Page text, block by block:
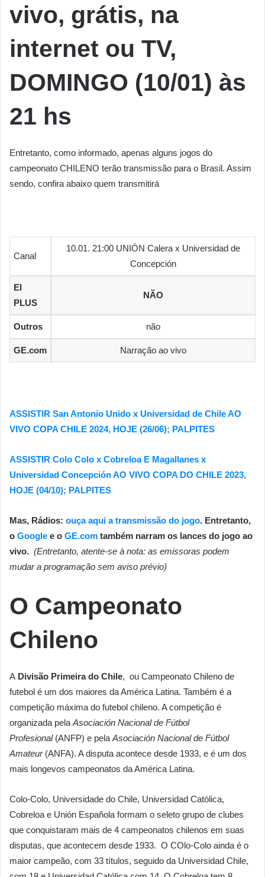
vivo, grátis, na
internet ou TV,
DOMINGO (10/01) às
21 hs
Entretanto, como informado, apenas alguns jogos do
campeonato CHILENO terão transmissão para o Brasil. Assim
sendo, confira abaixo quem transmitirá
Canal
10.01. 21:00 UNIÓN Calera x Universidad de
Concepción
EI
PLUS
NÃO
Outros não
GE.com Narração ao vivo
ASSISTIR San Antonio Unido x Universidad de Chile AO
VIVO COPA CHILE 2024, HOJE (26/06); PALPITES
ASSISTIR Colo Colo x Cobreloa E Magallanes x
Universidad Concepción AO VIVO COPA DO CHILE 2023,
HOJE (04/10); PALPITES
Mas, Rádios: ouça aqui a transmissão do jogo. Entretanto,
o Google e o GE.com também narram os lances do jogo ao
vivo. (Entretanto, atente-se à nota: as emissoras podem
mudar a programação sem aviso prévio)
O Campeonato
Chileno
A Divisão Primeira do Chile, ou Campeonato Chileno de
futebol é um dos maiores da América Latina. Também é a
competição máxima do futebol chileno. A competição é
organizada pela Asociación Nacional de Fútbol
Profesional(ANFP) e pela Asociación Nacional de Fútbol
Amateur(ANFA). A disputa acontece desde 1933, e é um dos
mais longevos campeonatos da América Latina.
Colo-Colo, Universidade do Chile, Universidad Católica,
Cobreloa e Unión Española formam o seleto grupo de clubes
que conquistaram mais de 4 campeonatos chilenos em suas
disputas, que acontecem desde 1933. O COlo-Colo ainda é o
maior campeão, com 33 títulos, seguido da Universidad Chile,